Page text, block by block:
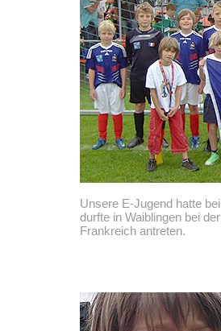
Unsere E-Jugend hatte
durfte in Waiblingen bei
Frankreich antreten.